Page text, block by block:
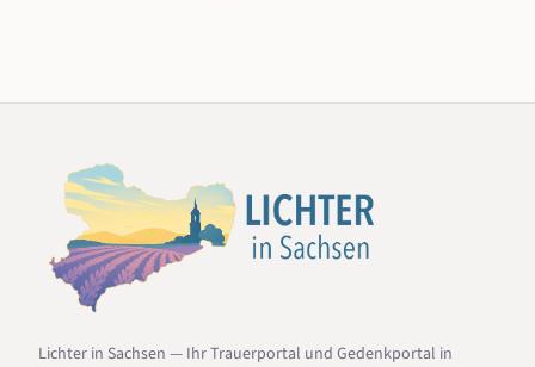
Lichter in Sachsen — Ihr Trauerportal und Gedenkportal in